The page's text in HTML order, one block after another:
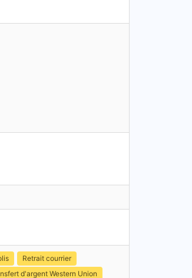
Retrait courrier
d'argent Western Union